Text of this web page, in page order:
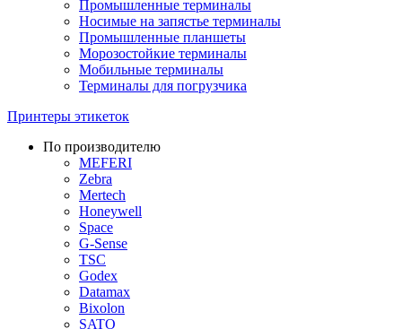
Промышленные терминалы
Носимые на запястье терминалы
Промышленные планшеты
Морозостойкие терминалы
Мобильные терминалы
Терминалы для погрузчика
Принтеры этикеток
По производителю
MEFERI
Zebra
Mertech
Honeywell
Space
G-Sense
TSC
Godex
Datamax
Bixolon
SATO